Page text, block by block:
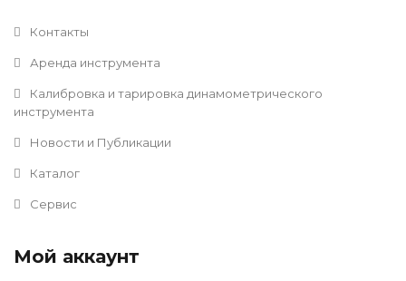
Контакты
Аренда инструмента
Калибровка и тарировка динамометрического
инструмента
Новости и Публикации
Каталог
Сервис
Мой аккаунт